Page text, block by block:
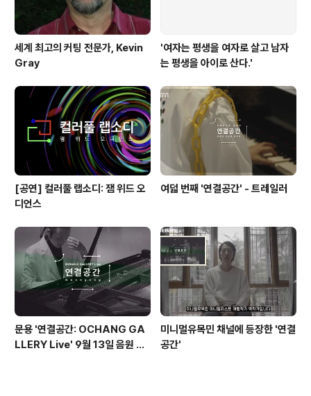
세계 최고의 커팅 전문가, Kevin
Gray
'여자는 평생을 여자로 살고 남자
는 평생을 아이로 산다.'
[공연] 컬러풀 랩소디: 잼 위드 오
디언스
여덟 번째 '연결공간' - 트레일러
문용 '연결공간: OCHANG GA
LLERY Live' 9월 13일 음원 발
미니멀유목민 채널에 등장한 '연결
공간'